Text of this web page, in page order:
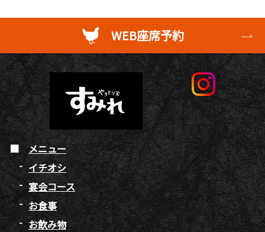
WEB座席予約
メニュー
イチオシ
宴会コース
お食事
お飲み物